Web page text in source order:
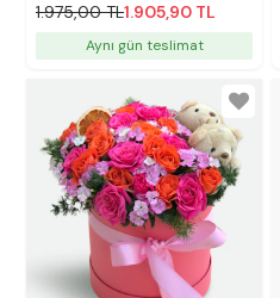
1.975,00 TL1.905,90 TL
Aynı gün teslimat